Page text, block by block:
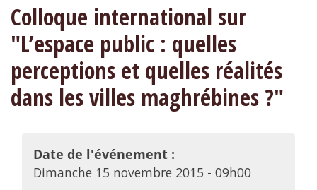
Colloque international sur
"L’espace public : quelles
perceptions et quelles réalités
dans les villes maghrébines ?"
Date de l'événement :
Dimanche 15 novembre 2015 - 09h00